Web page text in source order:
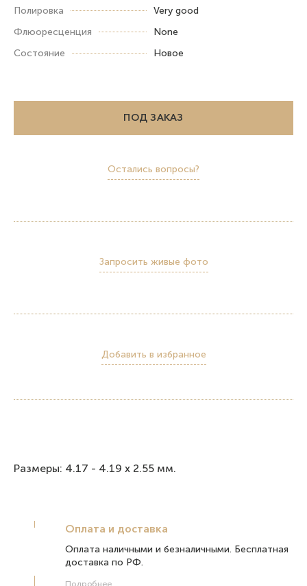
Полировка
Very good
Флюоресценция
None
Состояние
Новое
ПОД ЗАКАЗ
Остались вопросы?
Запросить живые фото
Добавить в избранное
Размеры: 4.17 - 4.19 х 2.55 мм.
Оплата и доставка
Оплата наличными и безналичными. Бесплатная
доставка по РФ.
Подробнее